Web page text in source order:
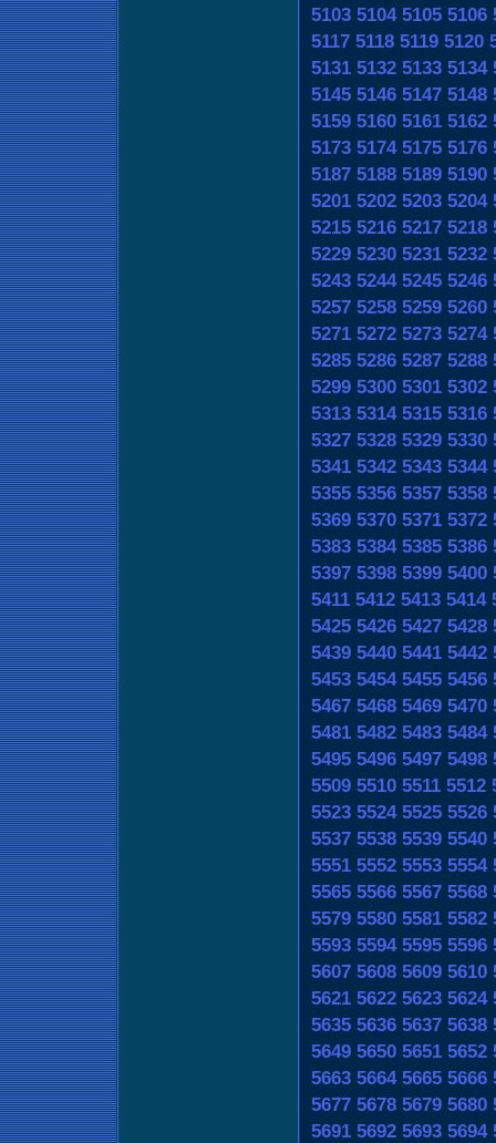
5103 5104 5105 5106
5117 5118 5119 5120
5131 5132 5133 5134
5145 5146 5147 5148
5159 5160 5161 5162
5173 5174 5175 5176
5187 5188 5189 5190
5201 5202 5203 5204
5215 5216 5217 5218
5229 5230 5231 5232
5243 5244 5245 5246
5257 5258 5259 5260
5271 5272 5273 5274
5285 5286 5287 5288
5299 5300 5301 5302
5313 5314 5315 5316
5327 5328 5329 5330
5341 5342 5343 5344
5355 5356 5357 5358
5369 5370 5371 5372
5383 5384 5385 5386
5397 5398 5399 5400
5411 5412 5413 5414
5425 5426 5427 5428
5439 5440 5441 5442
5453 5454 5455 5456
5467 5468 5469 5470
5481 5482 5483 5484
5495 5496 5497 5498
5509 5510 5511 5512
5523 5524 5525 5526
5537 5538 5539 5540
5551 5552 5553 5554
5565 5566 5567 5568
5579 5580 5581 5582
5593 5594 5595 5596
5607 5608 5609 5610
5621 5622 5623 5624
5635 5636 5637 5638
5649 5650 5651 5652
5663 5664 5665 5666
5677 5678 5679 5680
5691 5692 5693 5694